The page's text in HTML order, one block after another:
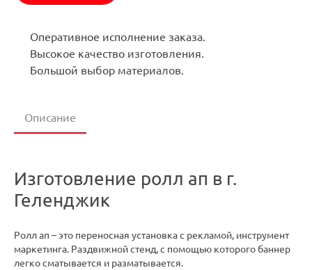
Оперативное исполнение заказа.
Высокое качество изготовления.
Большой выбор материалов.
Описание
Изготовление ролл ап в г.
Геленджик
Ролл ап – это переносная установка с рекламой, инструмент
маркетинга. Раздвижной стенд, с помощью которого баннер
легко сматывается и разматывается.